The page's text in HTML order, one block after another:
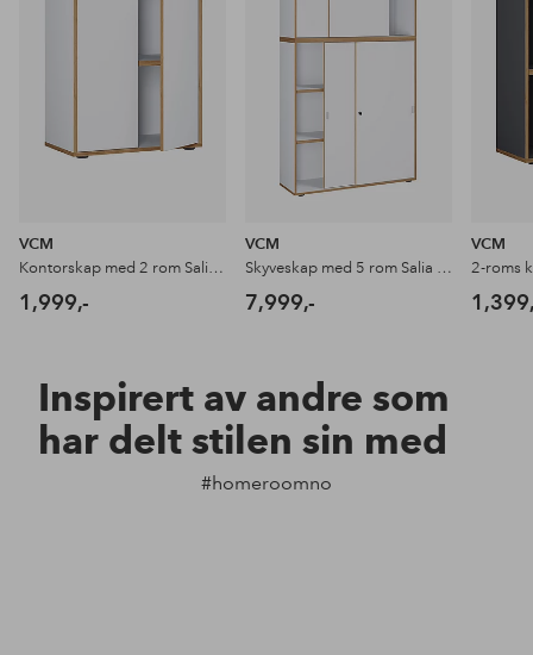
VCM
Kontorskap med 2 rom Salia B60
1,999,-
VCM
Skyveskap med 5 rom Salia B100
7,999,-
VCM
2-roms
Inspirert av andre som
har delt stilen sin med
#homeroomno